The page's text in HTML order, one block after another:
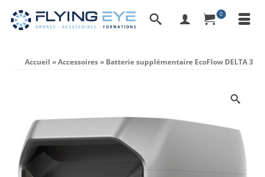
0
Accueil »Accessoires» Batterie supplémentaire EcoFlow DELTA 3